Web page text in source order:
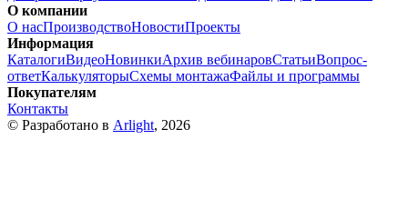
О компании
О насПроизводствоНовостиПроекты
Информация
КаталогиВидеоНовинкиАрхив вебинаровСтатьиВопрос-
ответКалькуляторыСхемы монтажаФайлы и программы
Покупателям
Контакты
© Разработано в Arlight, 2026